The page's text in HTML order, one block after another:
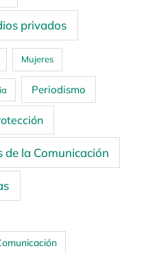
privados
Mujeres
Periodismo
de la Comunicación